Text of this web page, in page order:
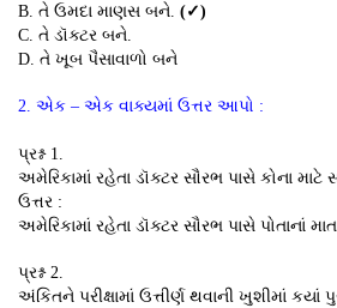
B. તે ઉમદા માણસ બને. (✓)
C. તે ડૉક્ટર બને.
D. તે ખૂબ પૈસાવાળો બને
2. એક – એક વાક્યમાં ઉત્તર આપો :
પ્રશ્ન 1.
અમેરિકામાં રહેતા ડૉક્ટર સૌરભ પાસે કોના
ઉત્તર :
અમેરિકામાં રહેતા ડૉક્ટર સૌરભ પાસે પોતાનાં
પ્રશ્ન 2.
અંકિતને પરીક્ષામાં ઉત્તીર્ણ થવાની ખુશીમાં કયાં